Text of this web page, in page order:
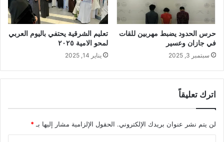
حرس الحدود يضبط مهربين للقات
في جازان وعسير
سبتمبر 3, 2025
تعليم الشرقية يحتفي باليوم العربي
لمحو الامية ٢٠٢٥
يناير 14, 2025
اترك تعليقاً
لن يتم نشر عنوان بريدك الإلكتروني. الحقول الإلزامية مشار إليها بـ*